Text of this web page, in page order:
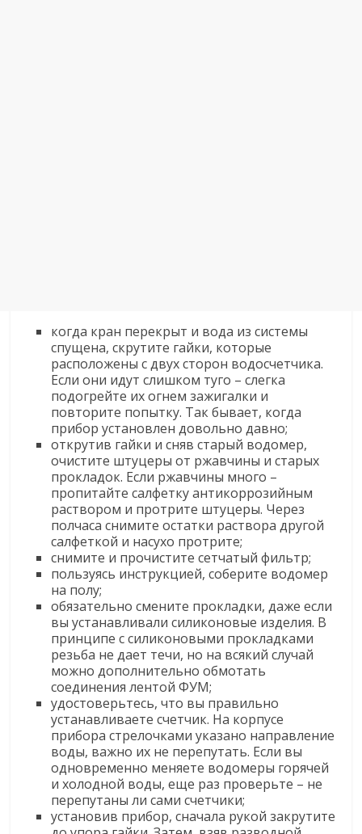
когда кран перекрыт и вода из системы
спущена, скрутите гайки, которые
расположены с двух сторон водосчетчика.
Если они идут слишком туго – слегка
подогрейте их огнем зажигалки и
повторите попытку. Так бывает, когда
прибор установлен довольно давно;
открутив гайки и сняв старый водомер,
очистите штуцеры от ржавчины и старых
прокладок. Если ржавчины много –
пропитайте салфетку антикоррозийным
раствором и протрите штуцеры. Через
полчаса снимите остатки раствора другой
салфеткой и насухо протрите;
снимите и прочистите сетчатый фильтр;
пользуясь инструкцией, соберите водомер
на полу;
обязательно смените прокладки, даже если
вы устанавливали силиконовые изделия. В
принципе с силиконовыми прокладками
резьба не дает течи, но на всякий случай
можно дополнительно обмотать
соединения лентой ФУМ;
удостоверьтесь, что вы правильно
устанавливаете счетчик. На корпусе
прибора стрелочками указано направление
воды, важно их не перепутать. Если вы
одновременно меняете водомеры горячей
и холодной воды, еще раз проверьте – не
перепутаны ли сами счетчики;
установив прибор, сначала рукой закрутите